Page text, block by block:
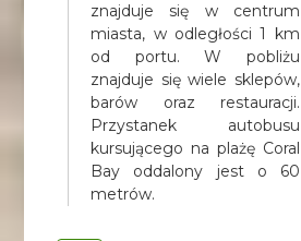
znajduje się w centrum
miasta, w odległości 1 km
od portu. W pobliżu
znajduje się wiele sklepów,
barów oraz restauracji.
Przystanek autobusu
kursującego na plażę Coral
Bay oddalony jest o 60
metrów.